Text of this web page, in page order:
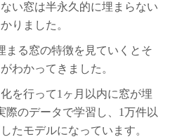
い窓は半永久的に埋まらない
りました。
まる窓の特徴を見ていくとそ
わかってきました。
を行って1ヶ月以内に窓が埋
際のデータで学習し、1万件以
たモデルになっています。